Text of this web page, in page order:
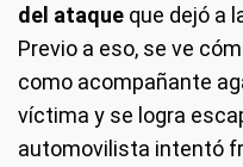
del ataque que dejó a
Previo a eso, se ve
como acompañante
víctima y se logra
automovilista intentó